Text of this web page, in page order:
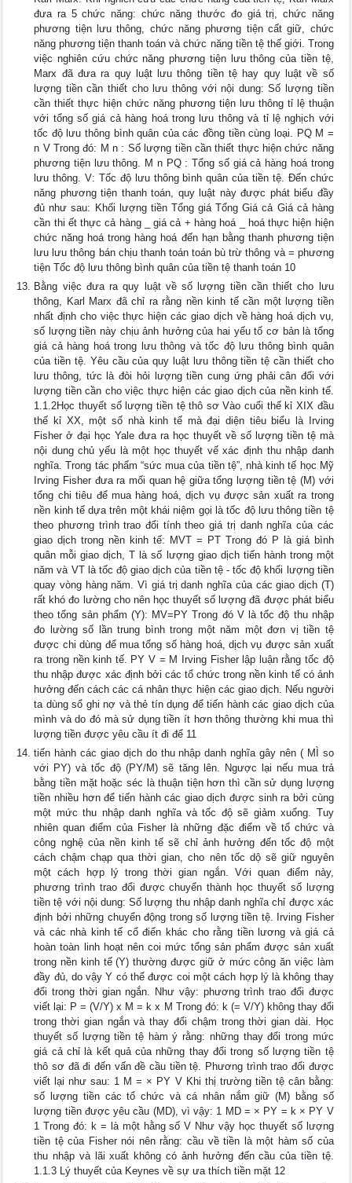
đưa ra 5 chức năng: chức năng thước đo giá trị, chức năng
phương tiện lưu thông, chức năng phương tiện cất giữ, chức
năng phương tiện thanh toán và chức năng tiền tệ thế giới. Trong
việc nghiên cứu chức năng phương tiện lưu thông của tiền tệ,
Marx đã đưa ra quy luật lưu thông tiền tệ hay quy luật về số
lượng tiền cần thiết cho lưu thông với nội dung: Số lượng tiền
cần thiết thực hiện chức năng phương tiện lưu thông tỉ lệ thuận
với tổng số giá cả hàng hoá trong lưu thông và tỉ lệ nghịch với
tốc độ lưu thông bình quân của các đồng tiền cùng loại. PQ M =
n V Trong đó: M n : Số lượng tiền cần thiết thực hiện chức năng
phương tiện lưu thông. M n PQ : Tổng số giá cả hàng hoá trong
lưu thông. V: Tốc độ lưu thông bình quân của tiền tệ. Đến chức
năng phương tiện thanh toán, quy luật này được phát biểu đầy
đủ như sau: Khối lượng tiền Tổng giá Tổng Giá cả Giá cả hàng
cần thi ết thực cả hàng _ giá cả + hàng hoá _ hoá thực hiện hiện
chức năng hoá trong hàng hoá đến hạn bằng thanh phương tiện
lưu lưu thông bán chịu thanh toán toán bù trừ thông và = phương
tiện Tốc độ lưu thông bình quân của tiền tệ thanh toán 10
Bằng việc đưa ra quy luật về số lượng tiền cần thiết cho lưu
thông, Karl Marx đã chỉ ra rằng nền kinh tế cần một lượng tiền
nhất định cho việc thực hiện các giao dịch về hàng hoá dịch vụ,
số lượng tiền này chịu ảnh hưởng của hai yếu tố cơ bản là tổng
giá cả hàng hoá trong lưu thông và tốc độ lưu thông bình quân
của tiền tệ. Yêu cầu của quy luật lưu thông tiền tệ cần thiết cho
lưu thông, tức là đòi hỏi lượng tiền cung ứng phải cân đối với
lượng tiền cần cho việc thực hiện các giao dịch của nền kinh tế.
1.1.2Học thuyết số lượng tiền tệ thô sơ Vào cuối thế kỉ XIX đầu
thế kỉ XX, một số nhà kinh tế mà đại diện tiêu biểu là Irving
Fisher ở đại học Yale đưa ra học thuyết về số lượng tiền tệ mà
nội dung chủ yếu là một học thuyết vế xác định thu nhập danh
nghĩa. Trong tác phẩm “sức mua của tiền tệ”, nhà kinh tế học Mỹ
Irving Fisher đưa ra mối quan hệ giữa tổng lượng tiền tệ (M) với
tổng chi tiêu để mua hàng hoá, dịch vụ được sản xuất ra trong
nền kinh tế dựa trên một khái niệm gọi là tốc độ lưu thông tiền tệ
theo phương trình trao đổi tính theo giá trị danh nghĩa của các
giao dịch trong nền kinh tế: MVT = PT Trong đó P là giá bình
quân mỗi giao dịch, T là số lượng giao dịch tiến hành trong một
năm và VT là tốc độ giao dịch của tiền tệ - tốc độ khối lượng tiền
quay vòng hàng năm. Vì giá trị danh nghĩa của các giao dịch (T)
rất khó đo lường cho nên học thuyết số lượng đã được phát biểu
theo tổng sản phẩm (Y): MV=PY Trong đó V là tốc độ thu nhập
đo lường số lần trung bình trong một năm một đơn vị tiền tệ
được chi dùng để mua tổng số hàng hoá, dịch vụ được sản xuất
ra trong nền kinh tế. PY V = M Irving Fisher lập luận rằng tốc độ
thu nhập được xác định bởi các tổ chức trong nền kinh tế có ảnh
hưởng đến cách các cá nhân thực hiện các giao dịch. Nếu người
ta dùng sổ ghi nợ và thẻ tín dụng để tiến hành các giao dịch của
mình và do đó mà sử dụng tiền ít hơn thông thường khi mua thì
lượng tiền được yêu cầu ít đi để 11
tiến hành các giao dịch do thu nhập danh nghĩa gây nên ( MÌ so
với PY) và tốc độ (PY/M) sẽ tăng lên. Ngược lại nếu mua trả
bằng tiền mặt hoặc séc là thuận tiện hơn thì cần sử dụng lượng
tiền nhiều hơn để tiến hành các giao dịch được sinh ra bởi cùng
một mức thu nhập danh nghĩa và tốc độ sẽ giảm xuống. Tuy
nhiên quan điểm của Fisher là những đặc điểm về tổ chức và
công nghệ của nền kinh tế sẽ chỉ ảnh hưởng đến tốc độ một
cách chậm chạp qua thời gian, cho nên tốc dộ sẽ giữ nguyên
một cách hợp lý trong thời gian ngắn. Với quan điểm này,
phương trình trao đổi được chuyển thành học thuyết số lượng
tiền tệ với nội dung: Số lượng thu nhập danh nghĩa chỉ được xác
định bởi những chuyển động trong số lượng tiền tệ. Irving Fisher
và các nhà kinh tế cổ điển khác cho rằng tiền lương và giá cả
hoàn toàn linh hoạt nên coi mức tổng sản phẩm được sản xuất
trong nền kinh tế (Y) thường được giữ ở mức công ăn việc làm
đầy đủ, do vậy Y có thể được coi một cách hợp lý là không thay
đổi trong thời gian ngắn. Như vậy: phương trình trao đổi được
viết lại: P = (V/Y) x M = k x M Trong đó: k (= V/Y) không thay đổi
trong thời gian ngắn và thay đổi chậm trong thời gian dài. Học
thuyết số lượng tiền tệ hàm ý rằng: những thay đổi trong mức
giá cả chỉ là kết quả của những thay đổi trong số lượng tiền tệ
thô sơ đã đi đến vấn đề cầu tiền tệ. Phương trình trao đổi được
viết lại như sau: 1 M = × PY V Khi thị trường tiền tệ cân bằng:
số lượng tiền các tổ chức và cá nhân nắm giữ (M) bằng số
lượng tiền được yêu cầu (MD), vì vậy: 1 MD = × PY = k × PY V
1 Trong đó: k = là một hằng số V Như vậy học thuyết số lượng
tiền tệ của Fisher nói nên rằng: cầu về tiền là một hàm số của
thu nhập và lãi xuất không có ảnh hưởng đến cầu của tiền tệ.
1.1.3 Lý thuyết của Keynes về sự ưa thích tiền mặt 12